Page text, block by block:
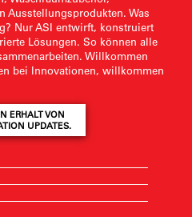
Ausstellungsprodukten. Was
Nur ASI entwirft, konstruiert
Lösungen. So können alle
Willkommen
bei Innovationen, willkommen
ERHALT VON
UPDATES.